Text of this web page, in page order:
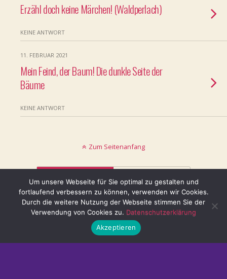
Erzähl doch keine Märchen! (Waldperlach)
KEINE ANTWORT
11. FEBRUAR 2021
Mein Feind, der Baum! Die dunkle Seite der
Bäume
KEINE ANTWORT
Zum Seitenanfang
Mobil Desktop
@ mystisch.net
Um unsere Webseite für Sie optimal zu gestalten und
fortlaufend verbessern zu können, verwenden wir Cookies.
Durch die weitere Nutzung der Webseite stimmen Sie der
Verwendung von Cookies zu. Datenschutzerklärung
Akzeptieren